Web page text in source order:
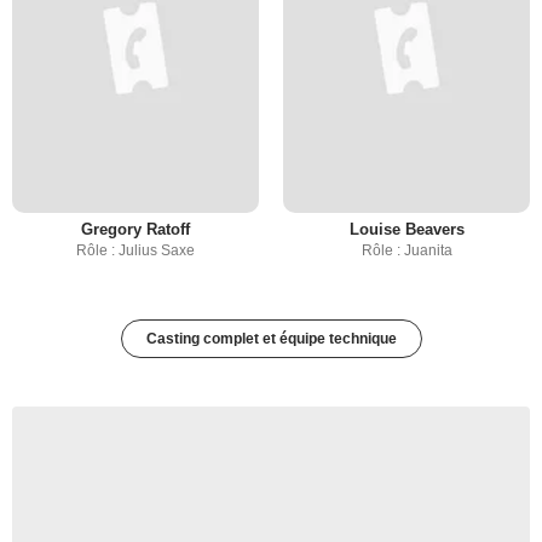
Gregory Ratoff
Rôle : Julius Saxe
Louise Beavers
Rôle : Juanita
Casting complet et équipe technique